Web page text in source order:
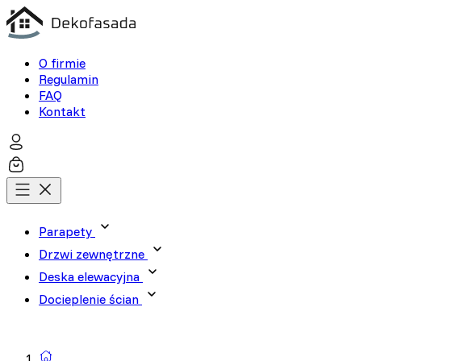
O firmie
Regulamin
FAQ
Kontakt
Parapety
Drzwi zewnętrzne
Deska elewacyjna
Docieplenie ścian